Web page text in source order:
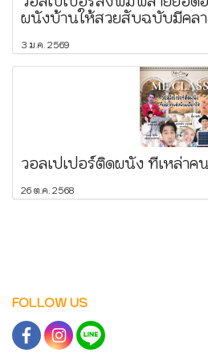
ผนังบ้านให้สวยสับฉบับมีคล
3 ม.ค. 2569
วอลเปเปอร์ติดผนัง ที่เหล่าค
26 ต.ค. 2568
FOLLOW US